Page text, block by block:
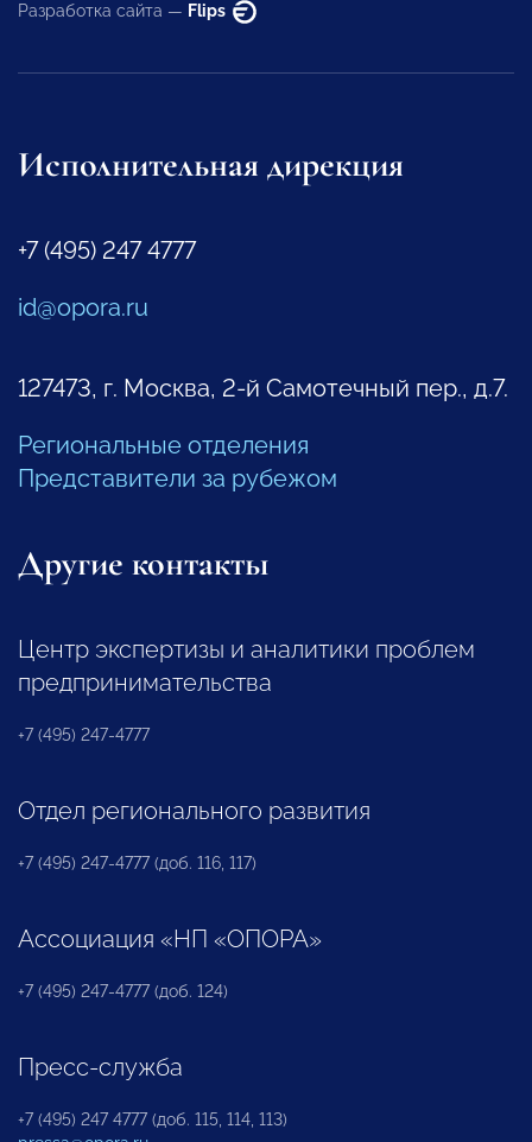
Разработка сайта — Flips
Исполнительная дирекция
+7 (495) 247 4777
id@opora.ru
127473, г. Москва, 2-й Самотечный пер., д.7.
Региональные отделения
Представители за рубежом
Другие контакты
Центр экспертизы и аналитики проблем
предпринимательства
+7 (495) 247-4777
Отдел регионального развития
+7 (495) 247-4777 (доб. 116, 117)
Ассоциация «НП «ОПОРА»
+7 (495) 247-4777 (доб. 124)
Пресс-служба
+7 (495) 247 4777 (доб. 115, 114, 113)